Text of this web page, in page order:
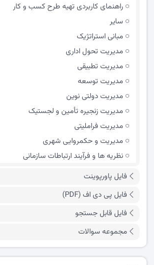
راهنمای کاربردی تهیه طرح کسب و کار
سایر
مبانی استراتژیک
مدیریت تحول اداری
مدیریت تطبیقی
مدیریت توسعه
مدیریت دولتی نوین
مدیریت زنجیره تأمین و لجستیک
مدیریت فراملیتی
مدیریت و حکمروایی شهری
نظریه ها و فرآیند ارتباطات سازمانی
فایل پاورپوینت
فایل پی دی اف (PDF)
فایل قابل جستجو
مجموعه سوالات